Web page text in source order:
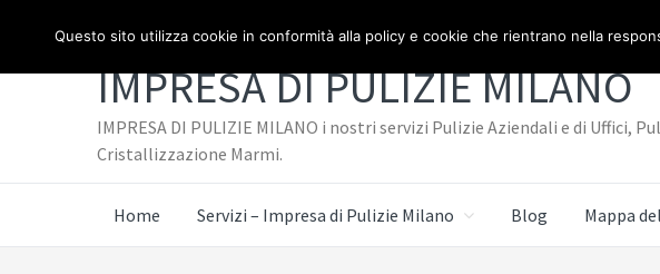
contenuto
piè
IMPRESA DI PULIZIE MILANO
IMPRESA DI PULIZIE MILANO i nostri servizi Pulizie Aziendali e di
Cristallizzazione Marmi.
Home Servizi – Impresa di Pulizie Milano Blog Mappa
Questo sito utilizza cookie in conformità alla policy e cookie che rientrano nella